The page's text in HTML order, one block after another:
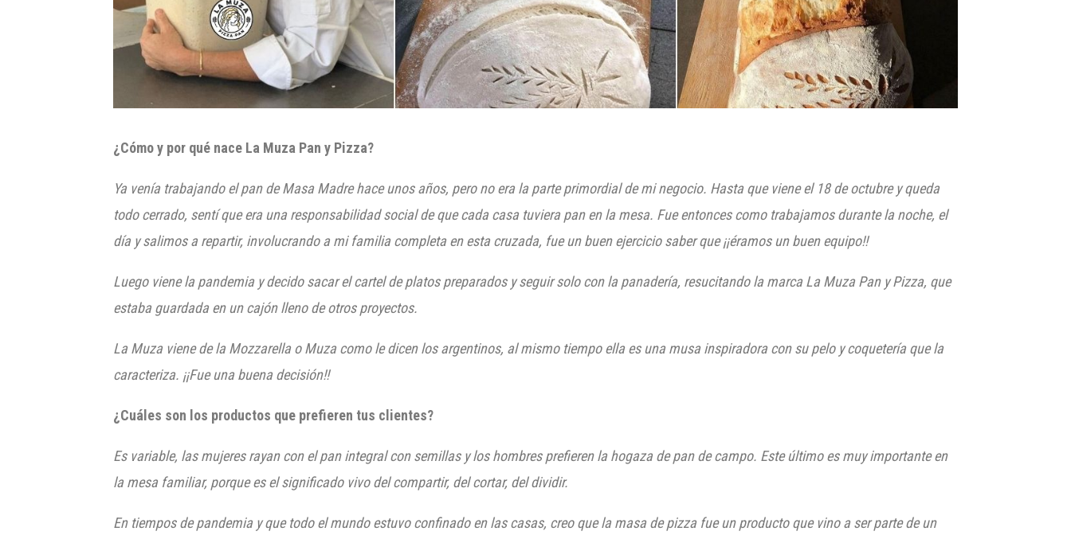
¿Cómo y por qué nace La Muza Pan y Pizza?
Ya venía trabajando el pan de Masa Madre hace unos años, pero no era la parte primordial de mi negocio. Hasta que viene el 18 de octubre y queda
todo cerrado, sentí que era una responsabilidad social de que cada casa tuviera pan en la mesa. Fue entonces como trabajamos durante la noche, el
día y salimos a repartir, involucrando a mi familia completa en esta cruzada, fue un buen ejercicio saber que ¡¡éramos un buen equipo!!
Luego viene la pandemia y decido sacar el cartel de platos preparados y seguir solo con la panadería, resucitando la marca La Muza Pan yPizza, que
estaba guardada en un cajón lleno de otros proyectos.
La Muza viene de la Mozzarella o Muza como le dicen los argentinos, al mismo tiempo ella es una musa inspiradora con su pelo y coquetería que la
caracteriza. ¡¡Fue una buena decisión!!
¿Cuáles son los productos que prefieren tus clientes?
Es variable, las mujeres rayan con el pan integral con semillas y los hombres prefieren la hogaza de pan de campo. Este último es muy importante en
la mesa familiar, porque es el significado vivo del compartir, del cortar, del dividir.
En tiempos de pandemia y que todo el mundo estuvo confinado en las casas, creo que la masa de pizza fue un producto que vino a ser parte de un